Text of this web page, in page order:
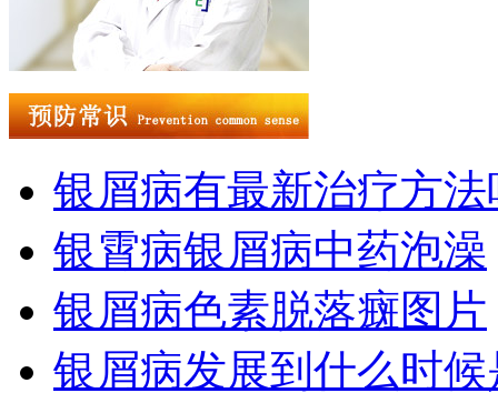
银屑病有最新治疗方法
银霄病银屑病中药泡澡
银屑病色素脱落癍图片
银屑病发展到什么时